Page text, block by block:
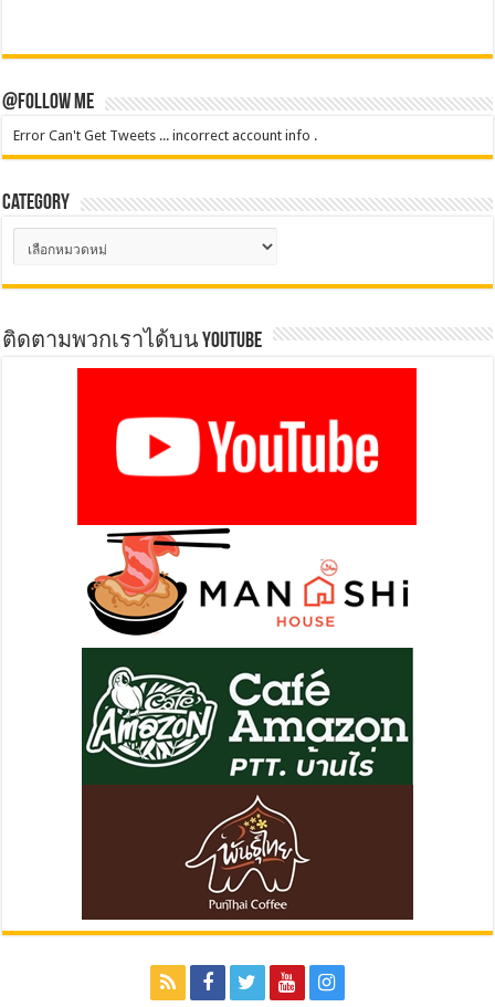
@Follow Me
Error Can't Get Tweets ... incorrect account info .
Category
Category
ติดตามพวกเราได้บน YOUTUBE